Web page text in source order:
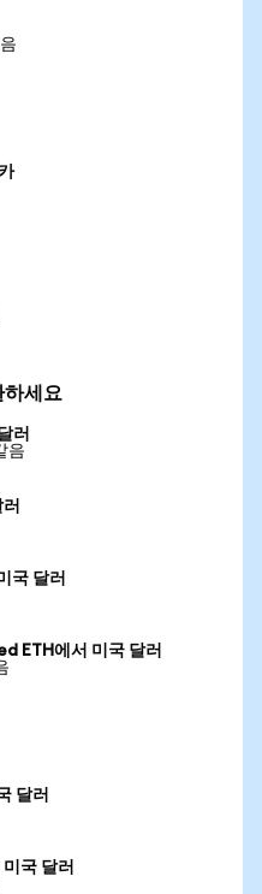
세요
러
음
국 달러
ETH에서 미국 달러
달러
국 달러